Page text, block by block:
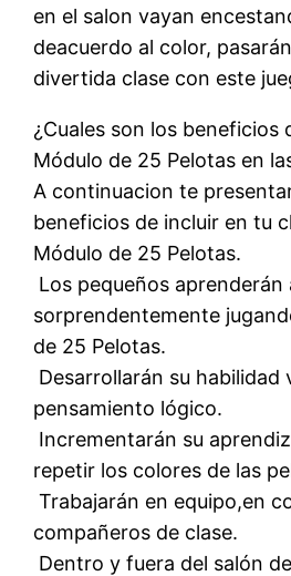
en el salon vayan
deacuerdo al color,
divertida clase con este
¿Cuales son los beneficios
Módulo de 25 Pelotas en
A continuacion te
beneficios de incluir en tu
Módulo de 25 Pelotas.
 Los pequeños
sorprendentemente
de 25 Pelotas.
 Desarrollarán su habilidad
pensamiento lógico.
 Incrementarán su
repetir los colores de las
 Trabajarán en equipo,en
compañeros de clase.
 Dentro y fuera del salón